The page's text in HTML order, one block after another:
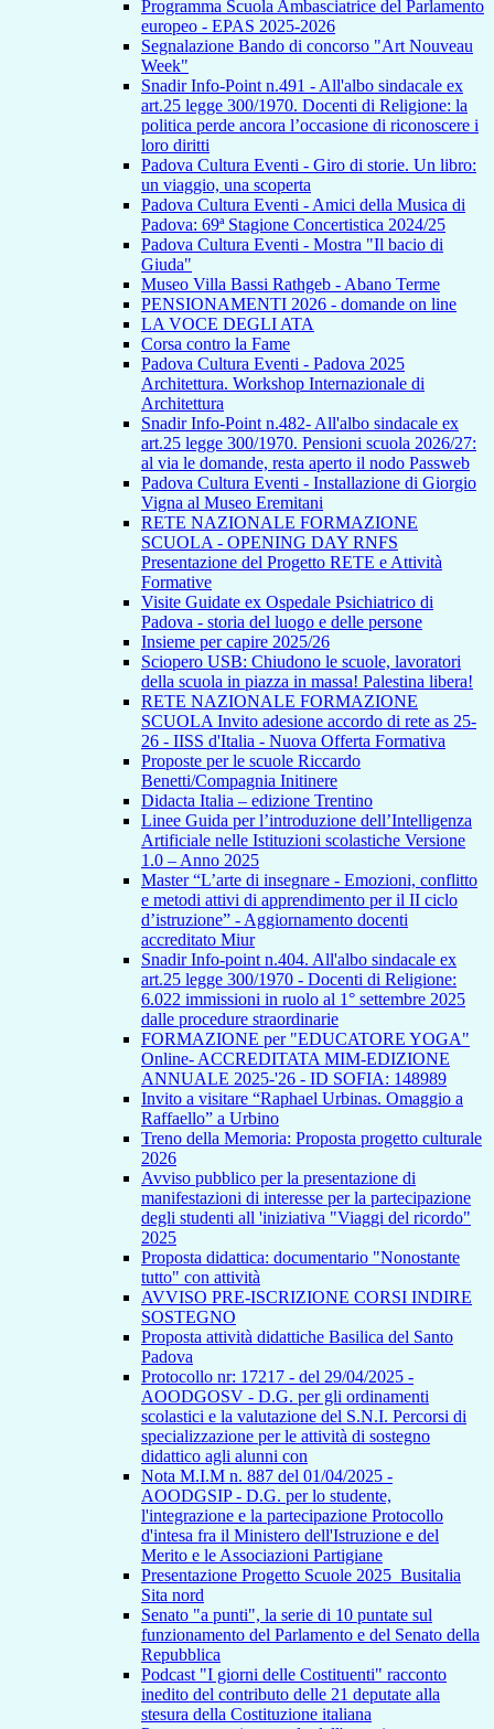
Programma Scuola Ambasciatrice del Parlamento
europeo - EPAS 2025-2026
Segnalazione Bando di concorso "Art Nouveau
Week"
Snadir Info-Point n.491 - All'albo sindacale ex
art.25 legge 300/1970. Docenti di Religione: la
politica perde ancora l’occasione di riconoscere i
loro diritti
Padova Cultura Eventi - Giro di storie. Un libro:
un viaggio, una scoperta
Padova Cultura Eventi - Amici della Musica di
Padova: 69ª Stagione Concertistica 2024/25
Padova Cultura Eventi - Mostra "Il bacio di
Giuda"
Museo Villa Bassi Rathgeb - Abano Terme
PENSIONAMENTI 2026 - domande on line
LA VOCE DEGLI ATA
Corsa contro la Fame
Padova Cultura Eventi - Padova 2025
Architettura. Workshop Internazionale di
Architettura
Snadir Info-Point n.482- All'albo sindacale ex
art.25 legge 300/1970. Pensioni scuola 2026/27:
al via le domande, resta aperto il nodo Passweb
Padova Cultura Eventi - Installazione di Giorgio
Vigna al Museo Eremitani
RETE NAZIONALE FORMAZIONE
SCUOLA - OPENING DAY RNFS
Presentazione del Progetto RETE e Attività
Formative
Visite Guidate ex Ospedale Psichiatrico di
Padova - storia del luogo e delle persone
Insieme per capire 2025/26
Sciopero USB: Chiudono le scuole, lavoratori
della scuola in piazza in massa! Palestina libera!
RETE NAZIONALE FORMAZIONE
SCUOLA Invito adesione accordo di rete as 25-
26 - IISS d'Italia - Nuova Offerta Formativa
Proposte per le scuole Riccardo
Benetti/Compagnia Initinere
Didacta Italia – edizione Trentino
Linee Guida per l’introduzione dell’Intelligenza
Artificiale nelle Istituzioni scolastiche Versione
1.0 – Anno 2025
Master “L’arte di insegnare - Emozioni, conflitto
e metodi attivi di apprendimento per il II ciclo
d’istruzione” - Aggiornamento docenti
accreditato Miur
Snadir Info-point n.404. All'albo sindacale ex
art.25 legge 300/1970 - Docenti di Religione:
6.022 immissioni in ruolo al 1° settembre 2025
dalle procedure straordinarie
FORMAZIONE per "EDUCATORE YOGA"
Online- ACCREDITATA MIM-EDIZIONE
ANNUALE 2025-'26 - ID SOFIA: 148989
Invito a visitare “Raphael Urbinas. Omaggio a
Raffaello” a Urbino
Treno della Memoria: Proposta progetto culturale
2026
Avviso pubblico per la presentazione di
manifestazioni di interesse per la partecipazione
degli studenti all 'iniziativa "Viaggi del ricordo"
2025
Proposta didattica: documentario "Nonostante
tutto" con attività
AVVISO PRE-ISCRIZIONE CORSI INDIRE
SOSTEGNO
Proposta attività didattiche Basilica del Santo
Padova
Protocollo nr: 17217 - del 29/04/2025 -
AOODGOSV - D.G. per gli ordinamenti
scolastici e la valutazione del S.N.I. Percorsi di
specializzazione per le attività di sostegno
didattico agli alunni con
Nota M.I.M n. 887 del 01/04/2025 -
AOODGSIP - D.G. per lo studente,
l'integrazione e la partecipazione Protocollo
d'intesa fra il Ministero dell'Istruzione e del
Merito e le Associazioni Partigiane
Presentazione Progetto Scuole 2025_Busitalia
Sita nord
Senato "a punti", la serie di 10 puntate sul
funzionamento del Parlamento e del Senato della
Repubblica
Podcast "I giorni delle Costituenti" racconto
inedito del contributo delle 21 deputate alla
stesura della Costituzione italiana